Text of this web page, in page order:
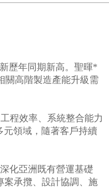
歷年同期新高。聖暉*
關高階製造產能升級需
程效率、系統整合能力
元領域，隨著客戶持續
化亞洲既有營運基礎
案承攬、設計協調、施